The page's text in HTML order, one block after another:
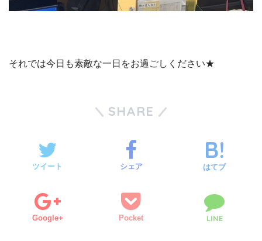
それでは今日も素敵な一日をお過ごしください★
SHARE
ツイート シェア はてブ
Google+ Pocket LINE